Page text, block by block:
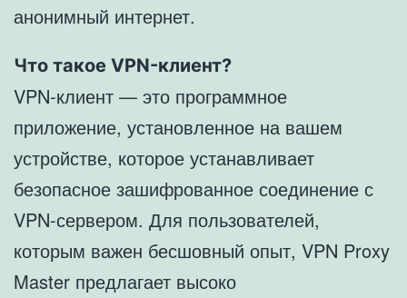
анонимный интернет.
Что такое VPN-клиент?
VPN-клиент — это программное
приложение, установленное на вашем
устройстве, которое устанавливает
безопасное зашифрованное соединение с
VPN-сервером. Для пользователей,
которым важен бесшовный опыт, VPN Proxy
Master предлагает высоко